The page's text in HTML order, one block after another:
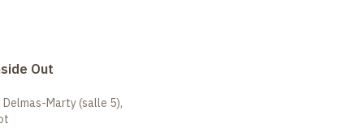
Out
Marty (salle 5),